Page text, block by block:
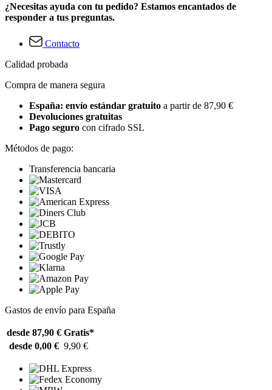
¿Necesitas ayuda con tu pedido? Estamos encantados de
responder a tus preguntas.
Contacto
Calidad probada
Compra de manera segura
España: envío estándar gratuito a partir de 87,90 €
Devoluciones gratuitas
Pago seguro con cifrado SSL
Métodos de pago:
Transferencia bancaria
Gastos de envío para España
desde 87,90 € Gratis*
desde 0,00 € 9,90 €